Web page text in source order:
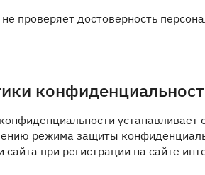
проверяет достоверность
устанавливает
режима защиты
сайта при регистрации на сайте